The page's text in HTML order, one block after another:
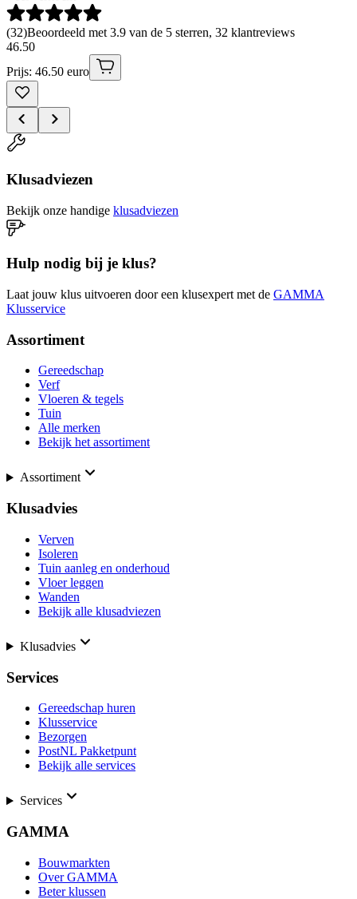
(32)Beoordeeld met 3.9 van de 5 sterren, 32 klantreviews
46.50
Prijs: 46.50 euro
Klusadviezen
Bekijk onze handige klusadviezen
Hulp nodig bij je klus?
Laat jouw klus uitvoeren door een klusexpert met de GAMMA
Klusservice
Assortiment
Gereedschap
Verf
Vloeren & tegels
Tuin
Alle merken
Bekijk het assortiment
Assortiment
Klusadvies
Verven
Isoleren
Tuin aanleg en onderhoud
Vloer leggen
Wanden
Bekijk alle klusadviezen
Klusadvies
Services
Gereedschap huren
Klusservice
Bezorgen
PostNL Pakketpunt
Bekijk alle services
Services
GAMMA
Bouwmarkten
Over GAMMA
Beter klussen